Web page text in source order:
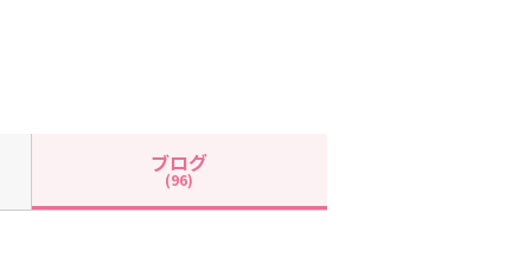
ブログ
(96)